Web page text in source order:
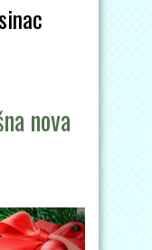
nova